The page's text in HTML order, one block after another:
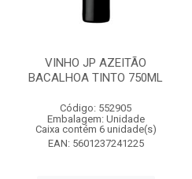
VINHO JP AZEITÃO
BACALHOA TINTO 750ML
Código: 552905
Embalagem: Unidade
Caixa contém 6 unidade(s)
EAN: 5601237241225